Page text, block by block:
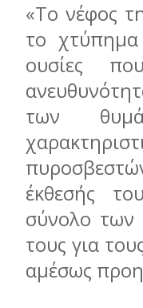
«Το νέφος
το χτύπημα
ουσίες
των
έκθεσής
σύνολο
τους για
αμέσως